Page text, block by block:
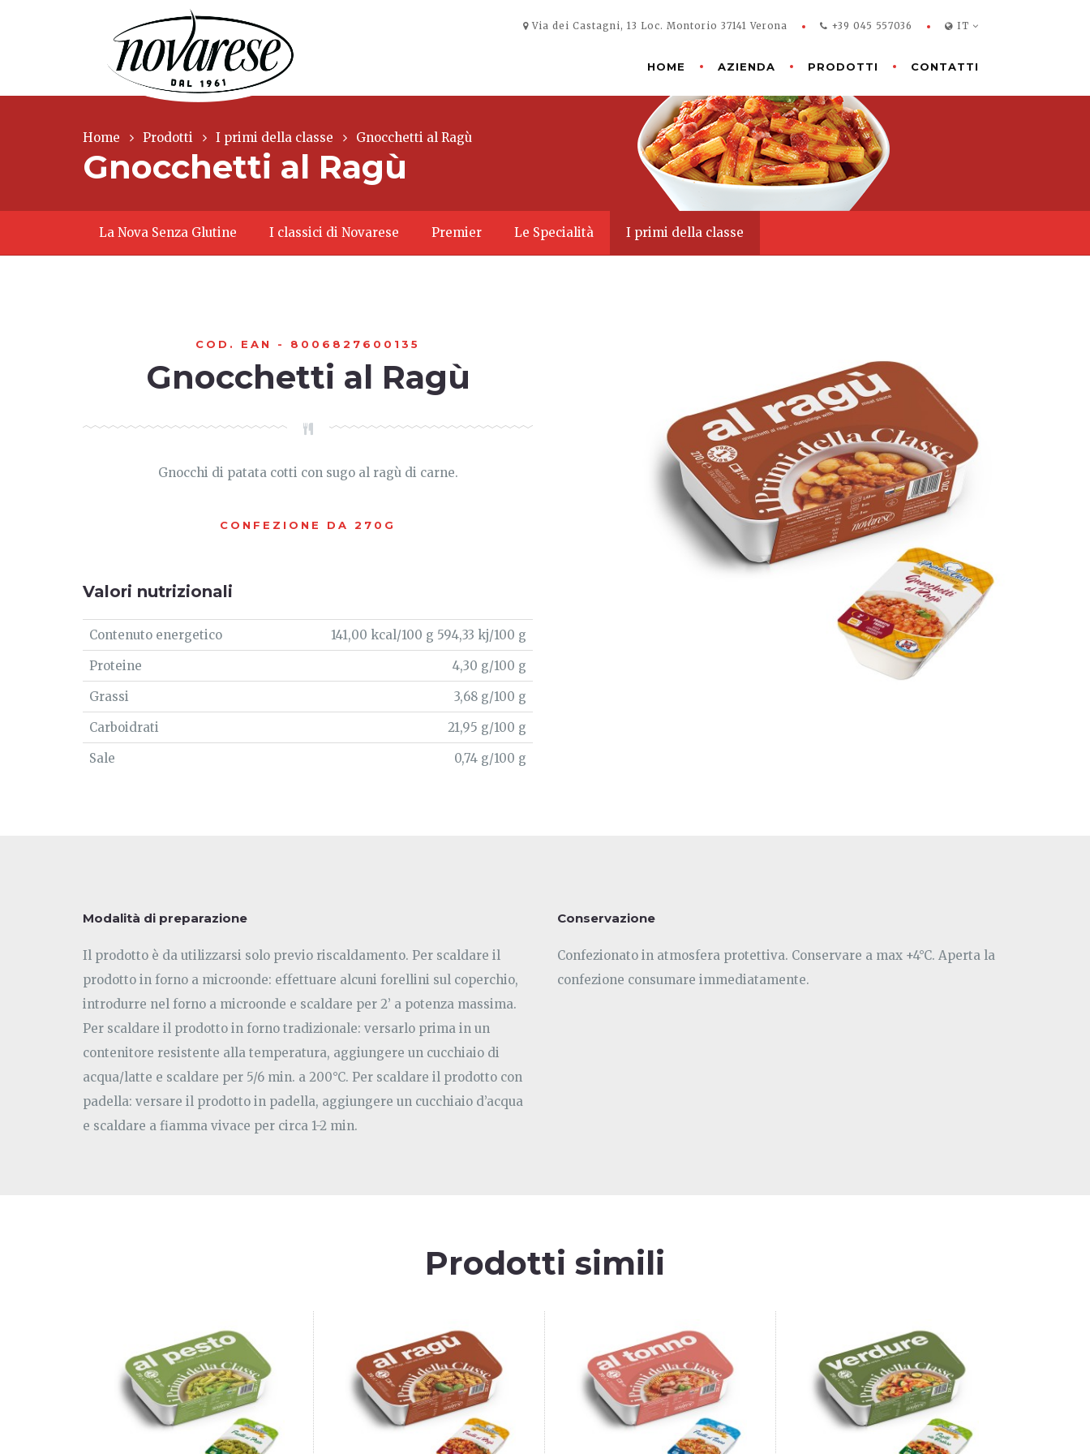
Via dei Castagni, 13 Loc. Montorio 37141 Verona +39 045 557036 IT
HOME AZIENDA PRODOTTI CONTATTI
Home Prodotti I primi della classe Gnocchetti al Ragù
Gnocchetti al Ragù
La Nova Senza Glutine I classici di Novarese Premier Le Specialità I primi della classe
COD. EAN - 8006827600135
Gnocchetti al Ragù
Gnocchi di patata cotti con sugo al ragù di carne.
CONFEZIONE DA 270G
Valori nutrizionali
Contenuto energetico
141,00 kcal/100 g 594,33 kj/100 g
Proteine
4,30 g/100 g
Grassi
3,68 g/100 g
Carboidrati
21,95 g/100 g
Sale
0,74 g/100 g
Modalità di preparazione
Il prodotto è da utilizzarsi solo previo riscaldamento. Per scaldare il
prodotto in forno a microonde: effettuare alcuni forellini sul coperchio,
introdurre nel forno a microonde e scaldare per 2’ a potenza massima.
Per scaldare il prodotto in forno tradizionale: versarlo prima in un
contenitore resistente alla temperatura, aggiungere un cucchiaio di
acqua/latte e scaldare per 5/6 min. a 200°C. Per scaldare il prodotto con
padella: versare il prodotto in padella, aggiungere un cucchiaio d’acqua
e scaldare a fiamma vivace per circa 1-2 min.
Conservazione
Confezionato in atmosfera protettiva. Conservare a max +4°C. Aperta la
confezione consumare immediatamente.
Prodotti simili